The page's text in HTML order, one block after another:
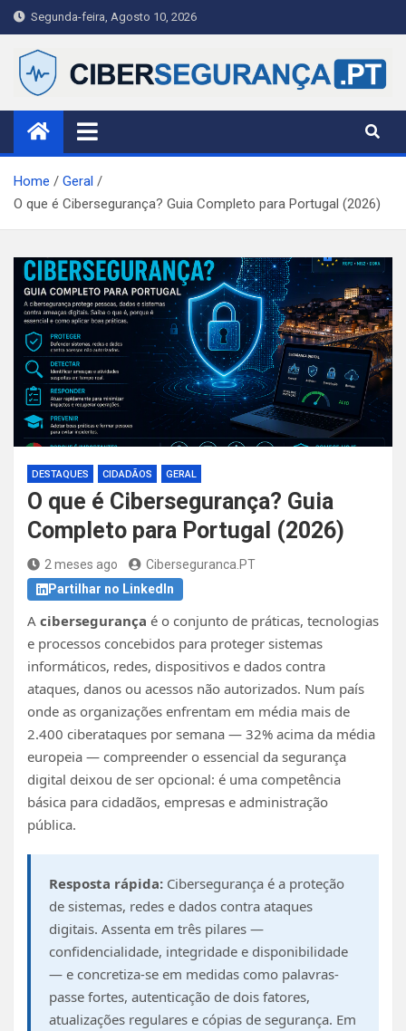
Skip
to
content
Segunda-feira, Agosto 10, 2026
Ciberseguranca.PT
Publicação portuguesa de referência em cibersegurança —
notícias, alertas e guias práticos para cidadãos, PME e
profissionais.
Home
Geral
O que é Cibersegurança? Guia Completo para Portugal (2026)
DESTAQUES CIDADÃOS GERAL
O que é Cibersegurança? Guia
Completo para Portugal (2026)
2 meses ago
Ciberseguranca.PT
Partilhar no LinkedIn
A cibersegurança é o conjunto de práticas, tecnologias
e processos concebidos para proteger sistemas
informáticos, redes, dispositivos e dados contra
ataques, danos ou acessos não autorizados. Num país
onde as organizações enfrentam em média mais de
2.400 ciberataques por semana — 32% acima da média
europeia — compreender o essencial da segurança
digital deixou de ser opcional: é uma competência
básica para cidadãos, empresas e administração
pública.
Resposta rápida: Cibersegurança é a proteção
de sistemas, redes e dados contra ataques
digitais. Assenta em três pilares —
confidencialidade, integridade e disponibilidade
— e concretiza-se em medidas como palavras-
passe fortes, autenticação de dois fatores,
atualizações regulares e cópias de segurança. Em